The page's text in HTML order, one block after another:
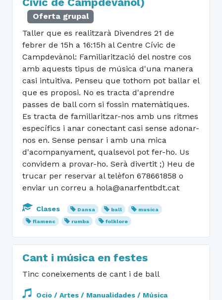
Oferta grupal
Taller que es realitzarà Divendres 21 de
febrer de 15h a 16:15h al Centre Cívic de
Campdevànol: Familiarització del nostre cos
amb aquests tipus de música d'una manera
casi intuitiva. Penseu que tothom pot ballar el
que es proposi. No es tracta d'aprendre
passes de ball com si fossin matemàtiques.
Es tracta de familiaritzar-nos amb uns ritmes
específics i anar conectant casi sense adonar-
nos en. Sense pensar i amb una mica
d'acompanyament, qualsevol pot fer-ho. Us
convidem a provar-ho. Serà divertit ;) Heu de
trucar per reservar al telèfon 678661858 o
enviar un correu a hola@anarfentbdt.cat
Clases Dansa ball
musica
flamenc
rumba folklore
Cant i música en festes
Tinc coneixements de cant i de ball
Ocio / Artes / Manualidades / Música